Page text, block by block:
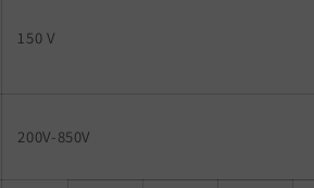
150 V
200V-850V